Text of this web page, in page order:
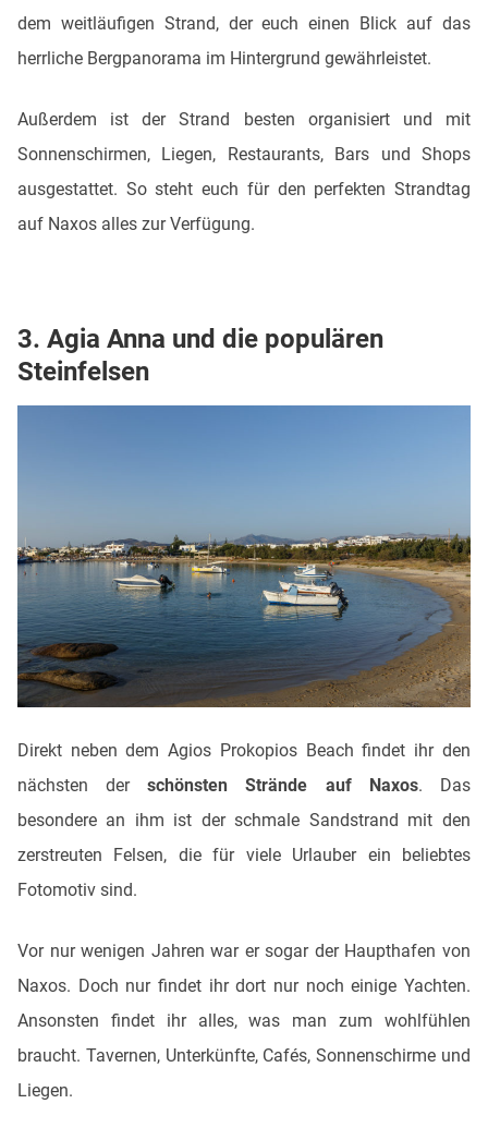
dem weitläufigen Strand, der euch einen Blick auf das
herrliche Bergpanorama im Hintergrund gewährleistet.
Außerdem ist der Strand besten organisiert und mit
Sonnenschirmen, Liegen, Restaurants, Bars und Shops
ausgestattet. So steht euch für den perfekten Strandtag
auf Naxos alles zur Verfügung.
3. Agia Anna und die populären
Steinfelsen
Direkt neben dem Agios Prokopios Beach findet ihr den
nächsten derschönsten Strände auf Naxos. Das
besondere an ihm ist der schmale Sandstrand mit den
zerstreuten Felsen, die für viele Urlauber ein beliebtes
Fotomotiv sind.
Vor nur wenigen Jahren war er sogar der Haupthafen von
Naxos. Doch nur findet ihr dort nur noch einige Yachten.
Ansonsten findet ihr alles, was man zum wohlfühlen
braucht. Tavernen, Unterkünfte, Cafés, Sonnenschirme und
Liegen.